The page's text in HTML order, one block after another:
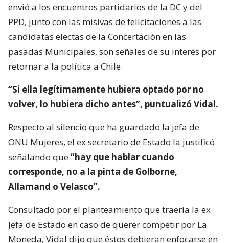
envió a los encuentros partidarios de la DC y del
PPD, junto con las misivas de felicitaciones a las
candidatas electas de la Concertación en las
pasadas Municipales, son señales de su interés por
retornar a la política a Chile.
“Si ella legítimamente hubiera optado por no
volver, lo hubiera dicho antes”, puntualizó Vidal.
Respecto al silencio que ha guardado la jefa de
ONU Mujeres, el ex secretario de Estado la justificó
señalando que“hay que hablar cuando
corresponde, no a la pinta de Golborne,
Allamand o Velasco”.
Consultado por el planteamiento que traería la ex
Jefa de Estado en caso de querer competir por La
Moneda, Vidal dijo que éstos debieran enfocarse en